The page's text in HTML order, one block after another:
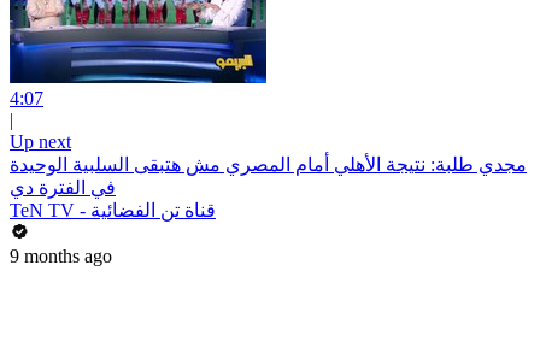
4:07
|
Up next
مجدي طلبة: نتيجة الأهلي أمام المصري مش هتبقى السلبية الوحيدة
في الفترة دي
TeN TV - قناة تن الفضائية
9 months ago